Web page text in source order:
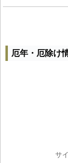
厄年・厄除け
サ